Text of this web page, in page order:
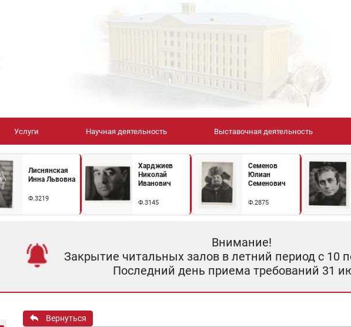
Услуги Научная деятельность Выставочная деятельность
Лиснянская
Инна Львовна
Ф.3219
Харджиев
Николай
Иванович
Ф.3145
Семенов
Юлиан
Семенович
Ф.2875
Внимание!
Закрытие читальных залов в летний период с 10
Последний день приема требований 31
Вернуться